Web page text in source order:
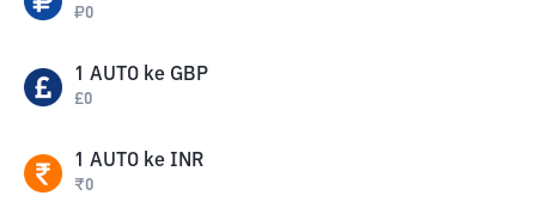
₽0
1 AUTO ke GBP
£0
1 AUTO ke INR
₹0